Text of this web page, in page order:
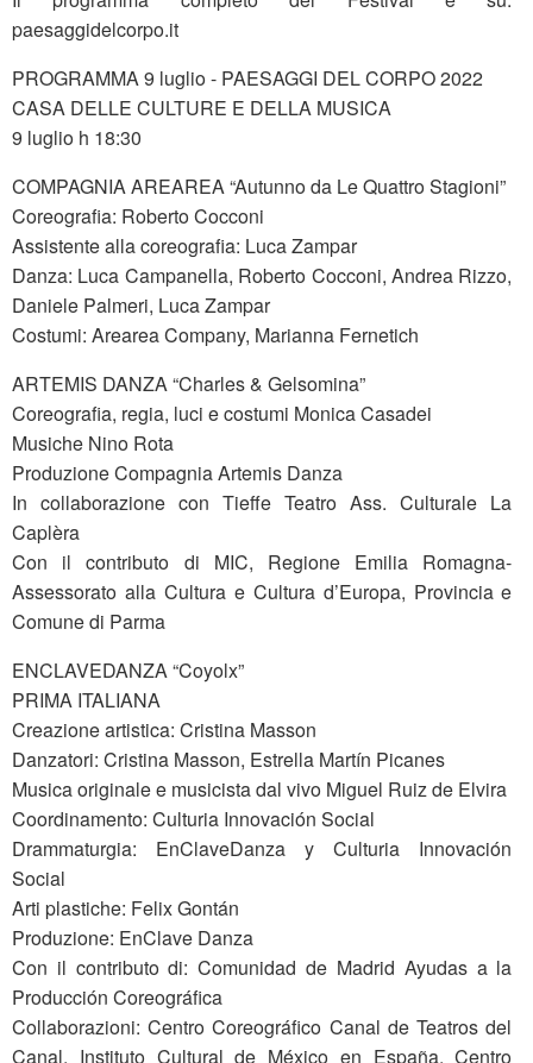
paesaggidelcorpo.it
PROGRAMMA 9 luglio - PAESAGGI DEL CORPO 2022
CASA DELLE CULTURE E DELLA MUSICA
9 luglio h 18:30
COMPAGNIA AREAREA “Autunno da Le Quattro Stagioni”
Coreografia: Roberto Cocconi
Assistente alla coreografia: Luca Zampar
Danza: Luca Campanella, Roberto Cocconi, Andrea Rizzo,
Daniele Palmeri, Luca Zampar
Costumi: Arearea Company, Marianna Fernetich
ARTEMIS DANZA “Charles & Gelsomina”
Coreografia, regia, luci e costumi Monica Casadei
Musiche Nino Rota
Produzione Compagnia Artemis Danza
In collaborazione con Tieffe Teatro Ass. Culturale La
Caplèra
Con il contributo di MIC, Regione Emilia Romagna-
Assessorato alla Cultura e Cultura d’Europa, Provincia e
Comune di Parma
ENCLAVEDANZA “Coyolx”
PRIMA ITALIANA
Creazione artistica: Cristina Masson
Danzatori: Cristina Masson, Estrella Martín Picanes
Musica originale e musicista dal vivo Miguel Ruiz de Elvira
Coordinamento: Culturia Innovación Social
Drammaturgia: EnClaveDanza y Culturia Innovación
Social
Arti plastiche: Felix Gontán
Produzione: EnClave Danza
Con il contributo di: Comunidad de Madrid Ayudas a la
Producción Coreográfica
Collaborazioni: Centro Coreográfico Canal de Teatros del
Canal, Instituto Cultural de México en España, Centro